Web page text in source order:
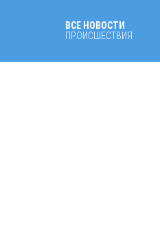
ВСЕ НОВОСТИ
ПРОИСШЕСТВИЯ